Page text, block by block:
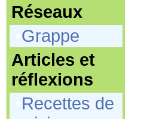
Réseaux
Grappe
Articles et
réflexions
Recettes de